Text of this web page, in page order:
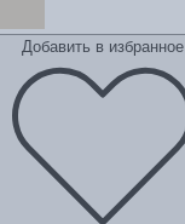
Добавить в избранное